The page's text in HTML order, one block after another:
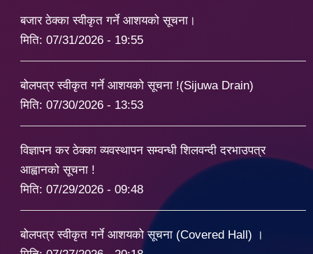
बजार ठेक्का स्वीकृत गर्ने आशयको सूचना।
मिति: 07/31/2026 - 19:55
बोलपत्र स्वीकृत गर्ने आशयको सूचना !(Sijuwa Drain)
मिति: 07/30/2026 - 13:53
विज्ञापन कर ठेक्का व्यवस्थापन सम्वन्धी शिलवन्दी दरभाउपत्र
आह्वानको सूचना !
मिति: 07/29/2026 - 09:48
बोलपत्र स्वीकृत गर्ने आशयको सूचना (Covered Hall) ।